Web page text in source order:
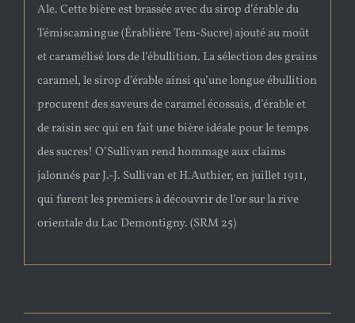
Ale. Cette bière est brassée avec du sirop d’érable du
Témiscamingue (Érablière Tem-Sucre) ajouté au moût
et caramélisé lors de l’ébullition. La sélection des grains
caramel, le sirop d’érable ainsi qu’une longue ébullition
procurent des saveurs de caramel écossais, d’érable et
de raisin sec qui en fait une bière idéale pour le temps
des sucres! O’Sullivan rend hommage aux claims
jalonnés par J.-J. Sullivan et H.Authier, en juillet 1911,
qui furent les premiers à découvrir de l’or sur la rive
orientale du Lac Demontigny. (SRM 25)